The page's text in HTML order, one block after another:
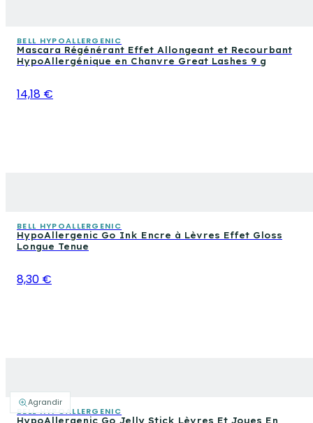
Agrandir
BELL HYPOALLERGENIC
Mascara Régénérant Effet Allongeant et Recourbant
HypoAllergénique en Chanvre Great Lashes 9 g
14,18 €
BELL HYPOALLERGENIC
HypoAllergenic Go Ink Encre à Lèvres Effet Gloss
Longue Tenue
8,30 €
BELL HYPOALLERGENIC
HypoAllergenic Go Jelly Stick Lèvres Et Joues En